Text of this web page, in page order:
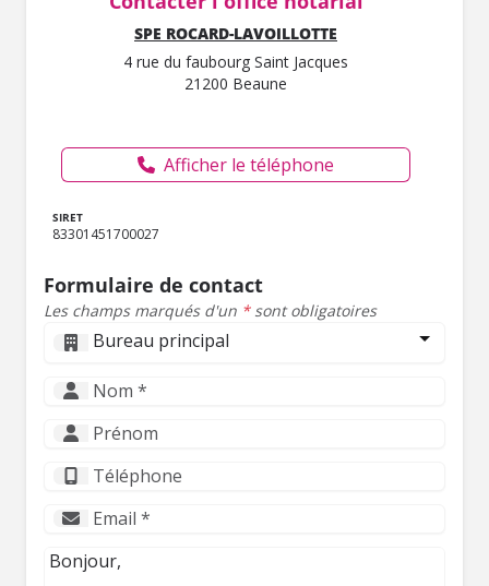
SPE ROCARD-LAVOILLOTTE
4 rue du faubourg Saint Jacques
21200 Beaune
Afficher le téléphone
SIRET
83301451700027
Formulaire de contact
Les champs marqués d'un *sont obligatoires
Bureau principal